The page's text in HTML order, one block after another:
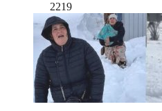
2219